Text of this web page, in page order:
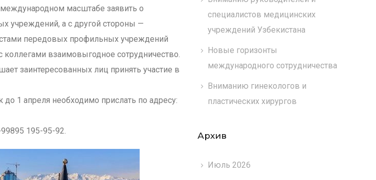
масштабе заявить о
учреждений, а с другой стороны —
передовых профильных учреждений
коллегами взаимовыгодное сотрудничество.
заинтересованных лиц принять участие в
до 1 апреля необходимо прислать по адресу:
195-95-92.
специалистов медицинских
учреждений Узбекистана
Новые горизонты
международного сотрудничества
Вниманию гинекологов и
пластических хирургов
Архив
Июль 2026